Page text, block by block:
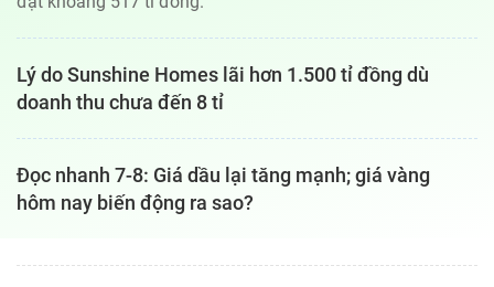
Lý do Sunshine Homes lãi hơn 1.500 tỉ đồng dù
doanh thu chưa đến 8 tỉ
Đọc nhanh 7-8: Giá dầu lại tăng mạnh; giá vàng
hôm nay biến động ra sao?